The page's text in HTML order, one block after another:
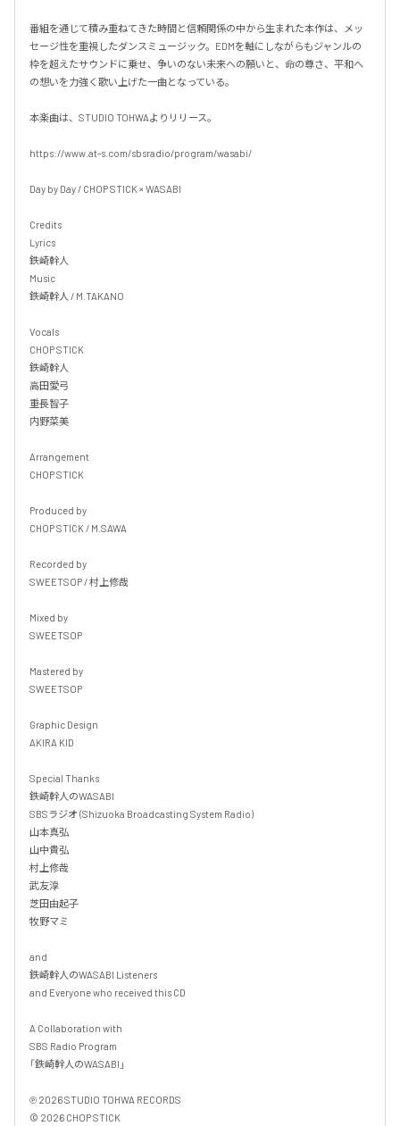
番組を通じて積み重ねてきた時間と信頼関係の中から生まれた本作は、メッ
セージ性を重視したダンスミュージック。EDMを軸にしながらもジャンルの
枠を超えたサウンドに乗せ、争いのない未来への願いと、命の尊さ、平和へ
の想いを力強く歌い上げた一曲となっている。
本楽曲は、STUDIO TOHWAよりリリース。
https://www.at-s.com/sbsradio/program/wasabi/
Day by Day / CHOP STICK × WASABI
Credits
Lyrics
鉄崎幹人
Music
鉄崎幹人 / M.TAKANO
Vocals
CHOP STICK
鉄崎幹人
高田愛弓
重長智子
内野菜美
Arrangement
CHOP STICK
Produced by
CHOP STICK / M.SAWA
Recorded by
SWEETSOP / 村上修哉
Mixed by
SWEETSOP
Mastered by
SWEETSOP
Graphic Design
AKIRA KID
Special Thanks
鉄崎幹人のWASABI
SBSラジオ (Shizuoka Broadcasting System Radio)
山本真弘
山中貴弘
村上修哉
武友淳
芝田由起子
牧野マミ
and
鉄崎幹人のWASABI Listeners
and Everyone who received this CD
A Collaboration with
SBS Radio Program
「鉄崎幹人のWASABI」
℗ 2026 STUDIO TOHWA RECORDS
© 2026 CHOP STICK